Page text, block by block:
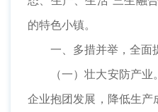
的特色小镇。
一、多措并举，全面
（一）壮大安防产
企业抱团发展，降低生产